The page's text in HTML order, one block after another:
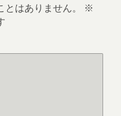
はありません。
※